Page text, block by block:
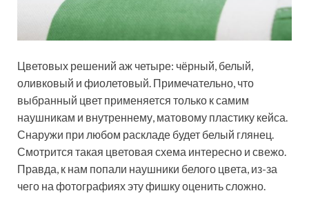
Цветовых решений аж четыре: чёрный, белый,
оливковый и фиолетовый. Примечательно, что
выбранный цвет применяется только к самим
наушникам и внутреннему, матовому пластику кейса.
Снаружи при любом раскладе будет белый глянец.
Смотрится такая цветовая схема интересно и свежо.
Правда, к нам попали наушники белого цвета, из-за
чего на фотографиях эту фишку оценить сложно.